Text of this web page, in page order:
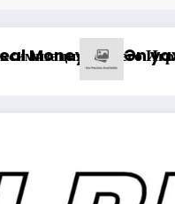
Nələr
Pekayanan